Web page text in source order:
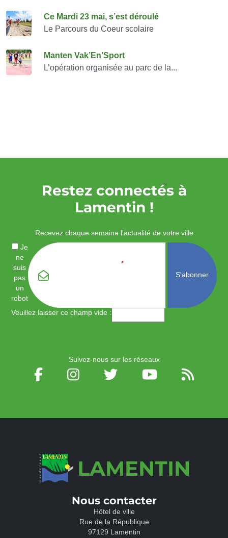
Consulter également
Ce Mardi 23 mai, s’est déroulé
Le Parcours du Coeur scolaire
Manten Vak’En’Sport
L’opération organisée au parc de la...
LAMENTIN
Nous contacter
Hôtel de ville
Rue de la République
97129 Lamentin
Restez connectés à
Lamentin !
Recevez chaque semaine l'actualité de votre ville
Je
ne
suis
pas
un
robot
*
Veuillez laisser ce champ vide :
Suivez-nous sur les réseaux